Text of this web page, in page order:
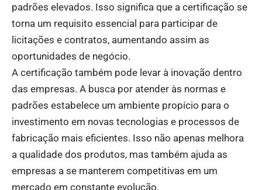
padrões elevados. Isso significa que a certificação se
torna um requisito essencial para participar de
licitações e contratos, aumentando assim as
oportunidades de negócio.
A certificação também pode levar à inovação dentro
das empresas. A busca por atender às normas e
padrões estabelece um ambiente propício para o
investimento em novas tecnologias e processos de
fabricação mais eficientes. Isso não apenas melhora
a qualidade dos produtos, mas também ajuda as
empresas a se manterem competitivas em um
mercado em constante evolução.